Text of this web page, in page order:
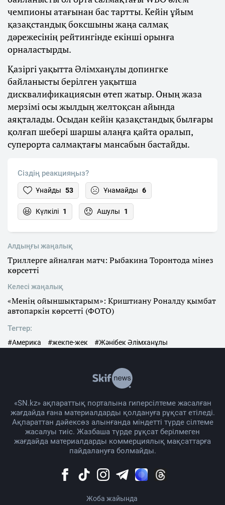
чемпионы атағынан бас тартты. Кейін ұйым
қазақстандық боксшыны жаңа салмақ
дәрежесінің рейтингінде екінші орынға
орналастырды.
Қазіргі уақытта Әлімханұлы допингке
байланысты берілген уақытша
дисквалификациясын өтеп жатыр. Оның жаза
мерзімі осы жылдың желтоқсан айында
аяқталады. Осыдан кейін қазақстандық былғары
қолғап шебері шаршы алаңға қайта оралып,
суперорта салмақтағы мансабын бастайды.
Сіздің реакцияңыз?
Ұнайды 53 Ұнамайды 6
Күлкілі 1 Ашулы 1
Алдыңғы жаңалық
Триллерге айналған матч: Рыбакина Торонтода мінез
көрсетті
Келесі жаңалық
«Менің ойыншықтарым»: Криштиану Роналду қымбат
автопаркін көрсетті (ФОТО)
Тегтер:
#Америка #жекпе-жек #Жәнібек Әлімханұлы
«SN.kz» ақпараттық порталына гиперсілтеме жасалған
жағдайда ғана материалдарды қолдануға рұқсат етіледі.
Ақпараттан дәйексөз алынғанда міндетті түрде сілтеме
жасалуы тиіс. Жазбаша түрде рұқсат берілмеген
жағдайда материалдарды коммерциялық мақсаттарға
пайдалануға болмайды.
Жоба жайында